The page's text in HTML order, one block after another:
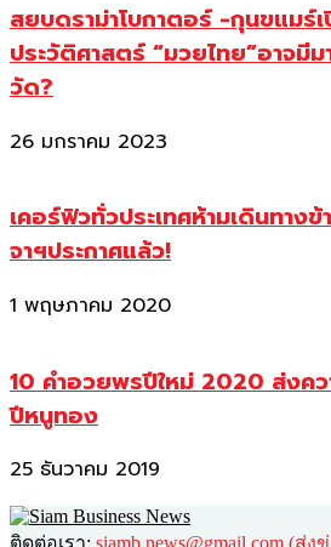
สยบดราม่าโบกาตอร์ -กุนขแมร์
ประวัติศาสตร์ “มวยไทย”อาจมี
วัด?
26 มกราคม 2023
เคอร์ฟิวทั่วประเทศห้ามเดินทาง
จาฯประกาศแล้ว!
1 พฤษภาคม 2020
10 คำอวยพรปีใหม่ 2020 ส่งค
ปีหนูทอง
25 ธันวาคม 2019